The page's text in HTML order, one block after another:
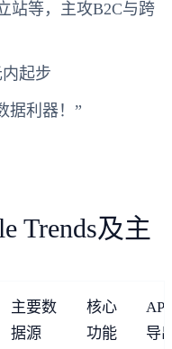
站等，主攻B2C与跨
起步
据利器！”
Trends及主
主要数
据源
核心
功能
导